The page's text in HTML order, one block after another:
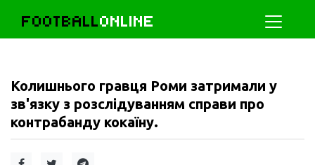
FOOTBALLONLINE
Колишнього гравця Роми затримали у
зв'язку з розслідуванням справи про
контрабанду кокаїну.